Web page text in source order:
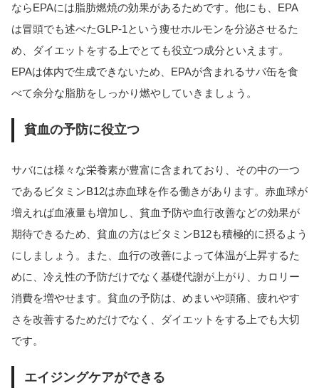
ならEPAには脂肪燃焼の効果があるためです。他にも、EPA
は冒頭でも述べたGLP-1という痩せホルモンを分泌させるた
め、ダイエットをする上でとても役立つ成分といえます。
EPAは体内で生成できないため、EPAが含まれるサバ缶を食
べて余分な脂肪をしっかり燃やしていきましょう。
貧血の予防に役立つ
サバには様々な栄養素が豊富に含まれており、その中の一つ
であるビタミンB12は赤血球を作る働きがあります。赤血球が
増えれば血液量も増加し、貧血予防や血行改善などの効果が
期待できるため、貧血の方はビタミンB12も積極的に摂るよう
にしましょう。また、血行の改善によって体温が上昇するた
めに、冷え性の予防だけでなく基礎代謝が上がり、カロリー
消費を増やせます。貧血の予防は、めまいや頭痛、疲れやす
さを改善するためだけでなく、ダイエットをする上でも大切
です。
エイジングケアができる